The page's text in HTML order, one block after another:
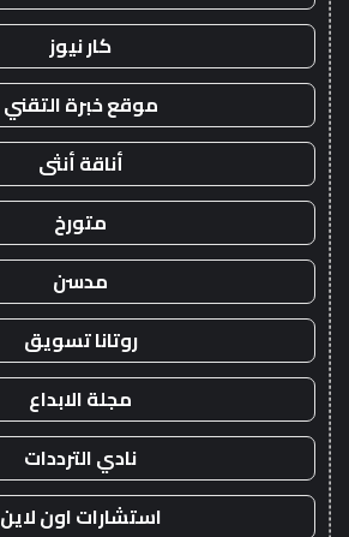
كار نيوز
موقع خبرة التقني
أناقة أنثى
متورخ
مدسن
روتانا تسويق
مجلة الابداع
نادي الترددات
استشارات اون لاين